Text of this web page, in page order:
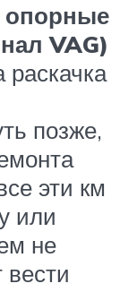
опорные
VAG)
позже,
эти км
или
не